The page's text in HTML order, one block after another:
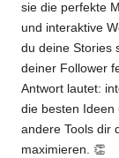
sie die perfekte
und interaktive
du deine Stories
deiner Follower
Antwort lautet:
die besten Ideen
andere Tools dir
maximieren. 👏